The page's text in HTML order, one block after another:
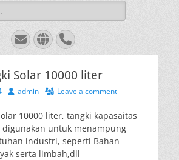
EmailWebsite
Phone
Solar 10000 liter
Author
admin Leave a comment
10000 liter, tangki kapasaitas
untuk menampung
industri, seperti Bahan
serta limbah,dll